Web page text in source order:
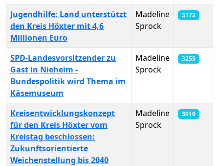
Jugendhilfe: Land unterstützt
den Kreis Höxter mit 4,6
Millionen Euro
Madeline
Sprock
3172
SPD-Landesvorsitzender zu
Gast in Nieheim -
Bundespolitik wird Thema im
Käsemuseum
Madeline
Sprock
3255
Kreisentwicklungskonzept
für den Kreis Höxter vom
Kreistag beschlossen:
Zukunftsorientierte
Weichenstellung bis 2040
Madeline
Sprock
3010